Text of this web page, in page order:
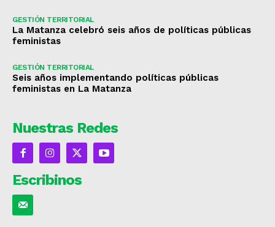
GESTIÓN TERRITORIAL
La Matanza celebró seis años de políticas públicas
feministas
GESTIÓN TERRITORIAL
Seis años implementando políticas públicas
feministas en La Matanza
Nuestras Redes
Escribinos